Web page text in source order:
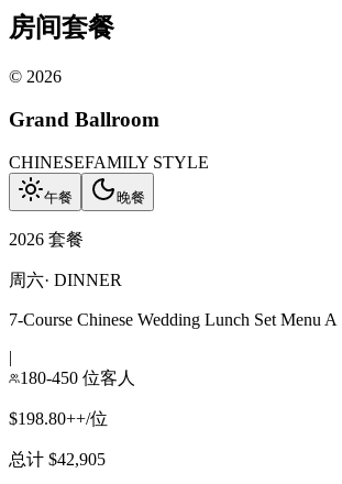
房间套餐
© 2026
Grand Ballroom
CHINESEFAMILY STYLE
午餐 晚餐
2026 套餐
周六· DINNER
7-Course Chinese Wedding Lunch Set Menu A
|
180-450 位客人
$198.80++/位
总计 $42,905